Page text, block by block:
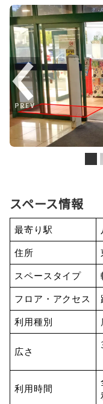
スペース情報
最寄り駅
住所
スペースタイプ
フロア・アクセス
利用種別
広さ
利用時間